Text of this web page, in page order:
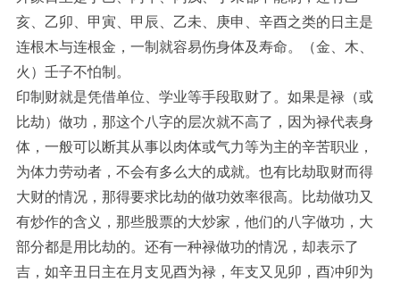
亥、乙卯、甲寅、甲辰、乙未、庚申、辛酉之类的日主是
连根木与连根金，一制就容易伤身体及寿命。（金、木、
火）壬子不怕制。
印制财就是凭借单位、学业等手段取财了。如果是禄（或
比劫）做功，那这个八字的层次就不高了，因为禄代表身
体，一般可以断其从事以肉体或气力等为主的辛苦职业，
为体力劳动者，不会有多么大的成就。也有比劫取财而得
大财的情况，那得要求比劫的做功效率很高。比劫做功又
有炒作的含义，那些股票的大炒家，他们的八字做功，大
部分都是用比劫的。还有一种禄做功的情况，却表示了
吉，如辛丑日主在月支见酉为禄，年支又见卯，酉冲卯为